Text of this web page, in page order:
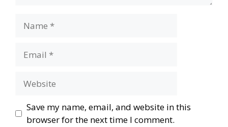
Save my name, email, and website in this
browser for the next time I comment.